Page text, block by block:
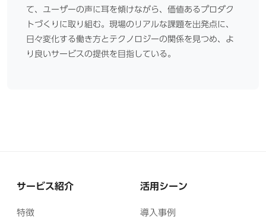
て、ユーザーの声に耳を傾けながら、価値あるプロダク
トづくりに取り組む。現場のリアルな課題を出発点に、
日々変化する働き方とテクノロジーの関係を見つめ、よ
り良いサービスの提供を目指している。
サービス紹介
特徴
活用シーン
導入事例